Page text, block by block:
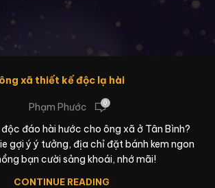
xã thiết kế độc lạ hài
Phạm Phước
0
đáo hài hước cho ông xã ở Tân Bình?
gợi ý ý tưởng, địa chỉ đặt bánh kem ngon
bạn cười sảng khoái, nhớ mãi!
CONTINUE READING